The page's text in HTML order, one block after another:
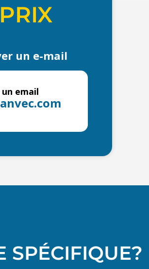
un e-mail
email
SPÉCIFIQUE?